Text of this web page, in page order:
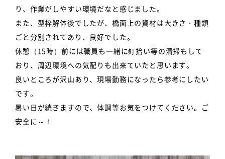
り、作業がしやすい環境だなと感じました。
また、型枠解体後でしたが、橋面上の資材は大きさ・種類
ごと分別されてあり、良好でした。
休憩（15時）前には職員も一緒に釘拾い等の清掃もして
おり、周辺環境への気配りも出来ていたと思います。
良いところが沢山あり、現場勤務になったら参考にしたい
です。
暑い日が続きますので、体調等お気をつけてください。ご
安全に～！